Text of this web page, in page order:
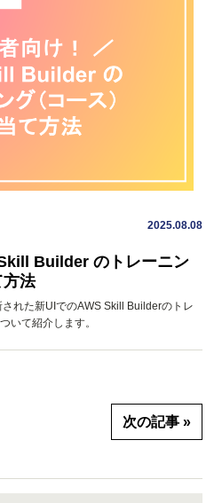
2025.08.08
Builder のトレーニン
方法
れた新UIでのAWS Skill Builderのトレ
いて紹介します。
次の記事 »